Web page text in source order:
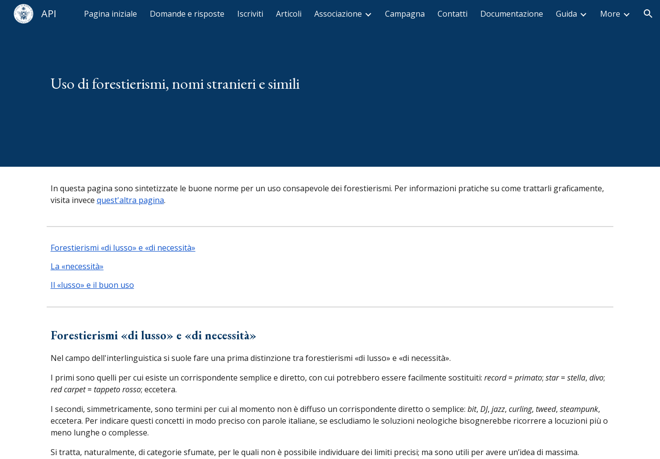
Skip to main content Skip to navigation
API Pagina iniziale Domande e risposte Iscriviti Articoli Associazione Campagna Contatti Documentazione Guida More
Usodiforestierismi, nomi stranieri e simili
In questa pagina sono sintetizzate le buone norme per un uso consapevole dei forestierismi. Per informazioni pratiche su come trattarli graficamente,
visita invece quest'altra pagina.
Forestierismi «di lusso» e «di necessità»
La «necessità»
Il «lusso» e il buon uso
Forestierismi «di lusso» e «di necessità»
Nel campo dell'interlinguistica si suole fare una prima distinzione tra forestierismi «di lusso» e «di necessità».
I primi sono quelli per cui esiste un corrispondente semplice e diretto, con cui potrebbero essere facilmente sostituiti: record= primato; star= stella, divo;
red carpet= tappeto rosso; eccetera.
I secondi, simmetricamente, sono termini per cui al momento non è diffuso un corrispondente diretto o semplice: bit, DJ, jazz, curling, tweed, steampunk,
eccetera. Per indicare questi concetti in modo preciso con parole italiane, se escludiamo le soluzioni neologiche bisognerebbe ricorrere a locuzioni più o
meno lunghe o complesse.
Si tratta, naturalmente, di categorie sfumate, per le quali non è possibile individuare dei limiti precisi; ma sono utili per avere un’idea di massima.